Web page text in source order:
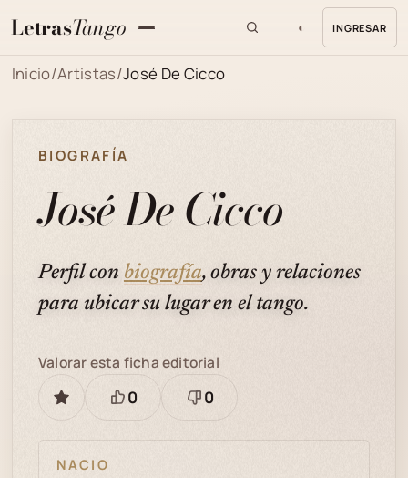
LetrasTango ◐ INGRESAR
Inicio/Artistas/José De Cicco
BIOGRAFÍA
José De Cicco
Perfil con biografía, obras y relaciones
para ubicar su lugar en el tango.
GUARDAR
Valorar esta ficha editorial
Está
0
Necesita
0
NACIO